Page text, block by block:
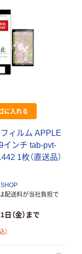
に入れる
ィルム APPLE
インチ tab-pvt-
1枚（直送品）
配送料が当社負担で
日（金）まで
）